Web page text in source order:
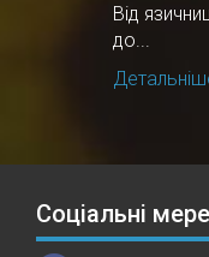
Від
до...
Соціальні